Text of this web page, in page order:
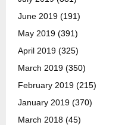
June 2019 (191)
May 2019 (391)
April 2019 (325)
March 2019 (350)
February 2019 (215)
January 2019 (370)
March 2018 (45)